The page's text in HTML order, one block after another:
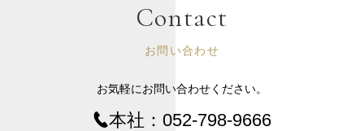
Contact
お問い合わせ
お気軽にお問い合わせください。
本社： 052-798-9666